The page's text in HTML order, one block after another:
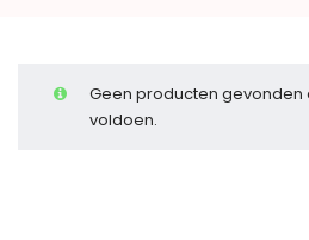
Geen producten gevonden
voldoen.